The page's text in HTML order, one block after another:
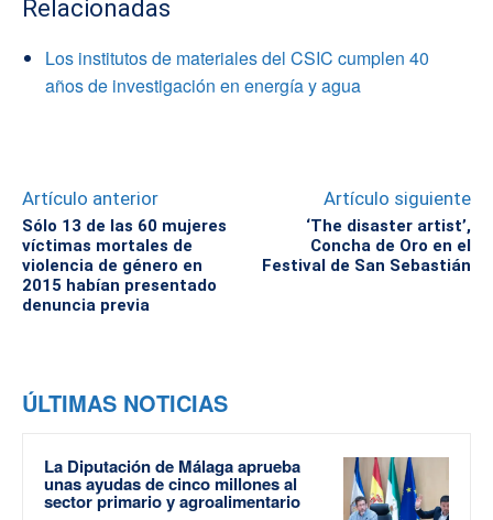
Relacionadas
Los institutos de materiales del CSIC cumplen 40
años de investigación en energía y agua
Artículo anterior
Sólo 13 de las 60 mujeres
víctimas mortales de
violencia de género en
2015 habían presentado
denuncia previa
Artículo siguiente
‘The disaster artist’,
Concha de Oro en el
Festival de San Sebastián
ÚLTIMAS NOTICIAS
La Diputación de Málaga aprueba
unas ayudas de cinco millones al
sector primario y agroalimentario